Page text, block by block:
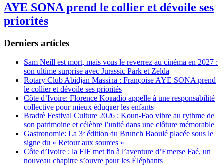
AYE SONA prend le collier et dévoile ses
priorités
Derniers articles
Sam Neill est mort, mais vous le reverrez au cinéma en 2027 :
son ultime surprise avec Jurassic Park et Zelda
Rotary Club Abidjan Massina : Françoise AYE SONA prend
le collier et dévoile ses priorités
Côte d’Ivoire: Florence Kouadio appelle à une responsabilité
collective pour mieux éduquer les enfants
Bradrè Festival Culture 2026 : Koun-Fao vibre au rythme de
son patrimoine et célèbre l’unité dans une clôture mémorable
Gastronomie: La 3ᵉ édition du Brunch Baoulé placée sous le
signe du « Retour aux sources »
Côte d’Ivoire : la FIF met fin à l’aventure d’Emerse Faé, un
nouveau chapitre s’ouvre pour les Éléphants